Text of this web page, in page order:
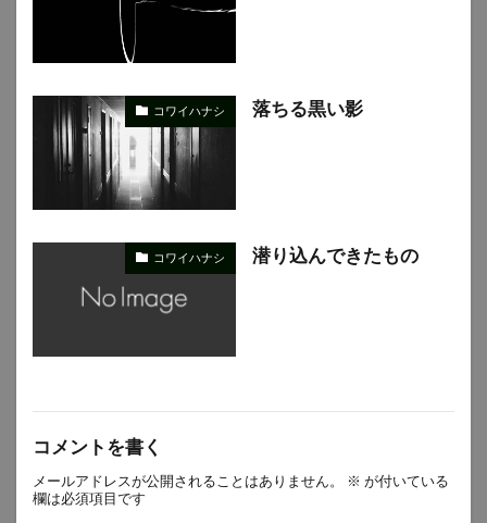
コワイハナシ 落ちる黒い影
コワイハナシ 潜り込んできたもの
コメントを書く
メールアドレスが公開されることはありません。 ※ が付いている
欄は必須項目です